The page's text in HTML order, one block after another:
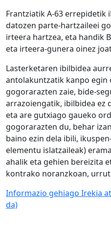
Frantziatik A-63
datozen parte-hartzaileei
irteera hartzea, eta handik
eta irteera-gunera oinez
Lasterketaren ibilbidea
antolakuntzatik kanpo egin
gogorarazten zaie, bide-
arrazoiengatik, ibilbidea ez
eta are gutxiago gaueko
gogorarazten du, behar
baino ezin dela ibili,
elementu islatzaileak)
ahalik eta gehien bereizita
kontrako noranzkoan,
Informazio gehiago Irekia
da)